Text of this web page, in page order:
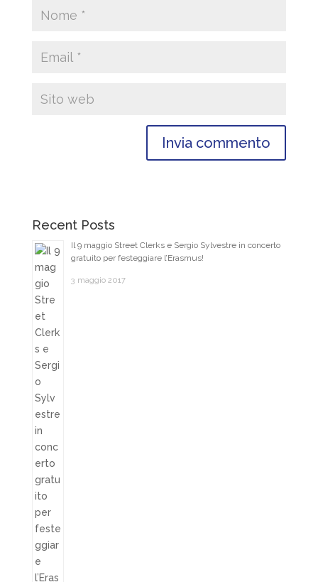
Recent Posts
Il 9 maggio Street Clerks e Sergio Sylvestre in concerto
gratuito per festeggiare l’Erasmus!
3 maggio 2017